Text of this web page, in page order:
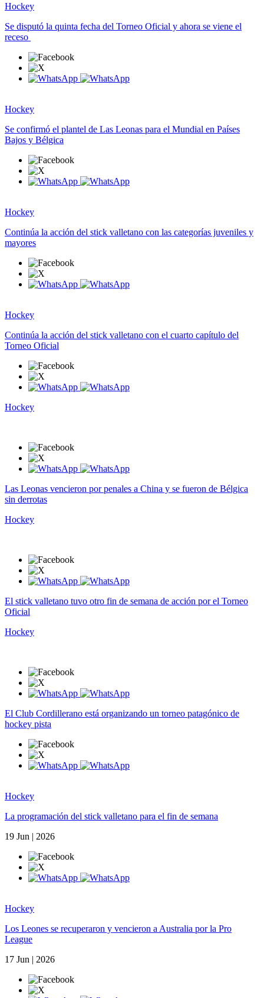
Hockey
Se disputó la quinta fecha del Torneo Oficial y ahora se viene el
receso
Hockey
Se confirmó el plantel de Las Leonas para el Mundial en Países
Bajos y Bélgica
Hockey
Continúa la acción del stick valletano con las categorías juveniles y
mayores
Hockey
Continúa la acción del stick valletano con el cuarto capítulo del
Torneo Oficial
Hockey
Las Leonas vencieron por penales a China y se fueron de Bélgica
sin derrotas
Hockey
El stick valletano tuvo otro fin de semana de acción por el Torneo
Oficial
Hockey
El Club Cordillerano está organizando un torneo patagónico de
hockey pista
Hockey
La programación del stick valletano para el fin de semana
19 Jun | 2026
Hockey
Los Leones se recuperaron y vencieron a Australia por la Pro
League
17 Jun | 2026